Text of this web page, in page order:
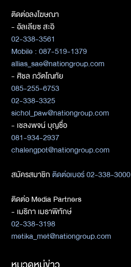
ติดต่อลงโฆษณา
- อัลเลียซ สะอิ
02-338-3561
Mobile : 087-519-1379
allias_sae@nationgroup.com
- ศิชล ภวัตโณทัย
085-255-6753
02-338-3325
sichol_paw@nationgroup.com
- เชลงพจน์ บุญซื่อ
081-934-2937
chalengpot@nationgroup.com
สมัครสมาชิกติดต่อเบอร์ 02-338-3000
ติดต่อ Media Partners
- เมธิกา เมธาพิทักษ์
02-338-3198
metika_met@nationgroup.com